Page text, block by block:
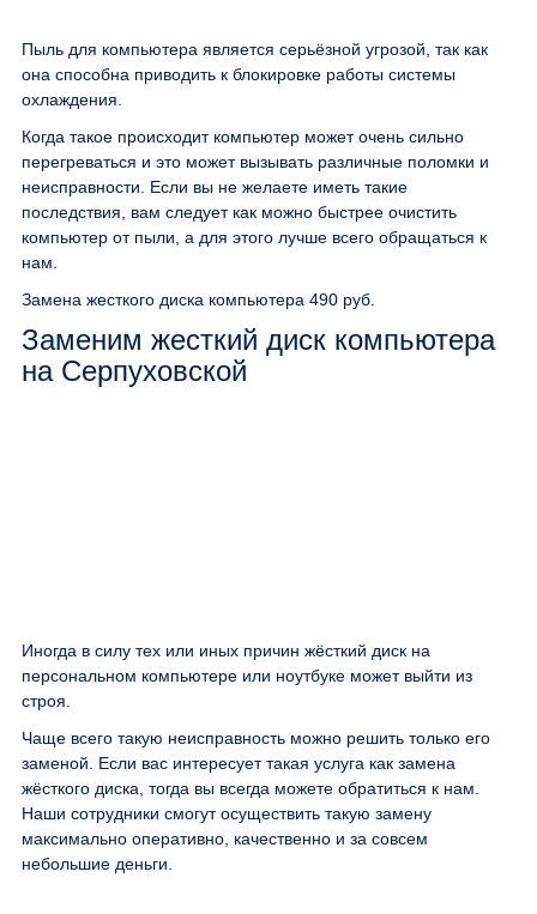
Пыль для компьютера является серьёзной угрозой, так как
она способна приводить к блокировке работы системы
охлаждения.
Когда такое происходит компьютер может очень сильно
перегреваться и это может вызывать различные поломки и
неисправности. Если вы не желаете иметь такие
последствия, вам следует как можно быстрее очистить
компьютер от пыли, а для этого лучше всего обращаться к
нам.
Замена жесткого диска компьютера 490 руб.
Заменим жесткий диск компьютера
на Серпуховской
Иногда в силу тех или иных причин жёсткий диск на
персональном компьютере или ноутбуке может выйти из
строя.
Чаще всего такую неисправность можно решить только его
заменой. Если вас интересует такая услуга как замена
жёсткого диска, тогда вы всегда можете обратиться к нам.
Наши сотрудники смогут осуществить такую замену
максимально оперативно, качественно и за совсем
небольшие деньги.